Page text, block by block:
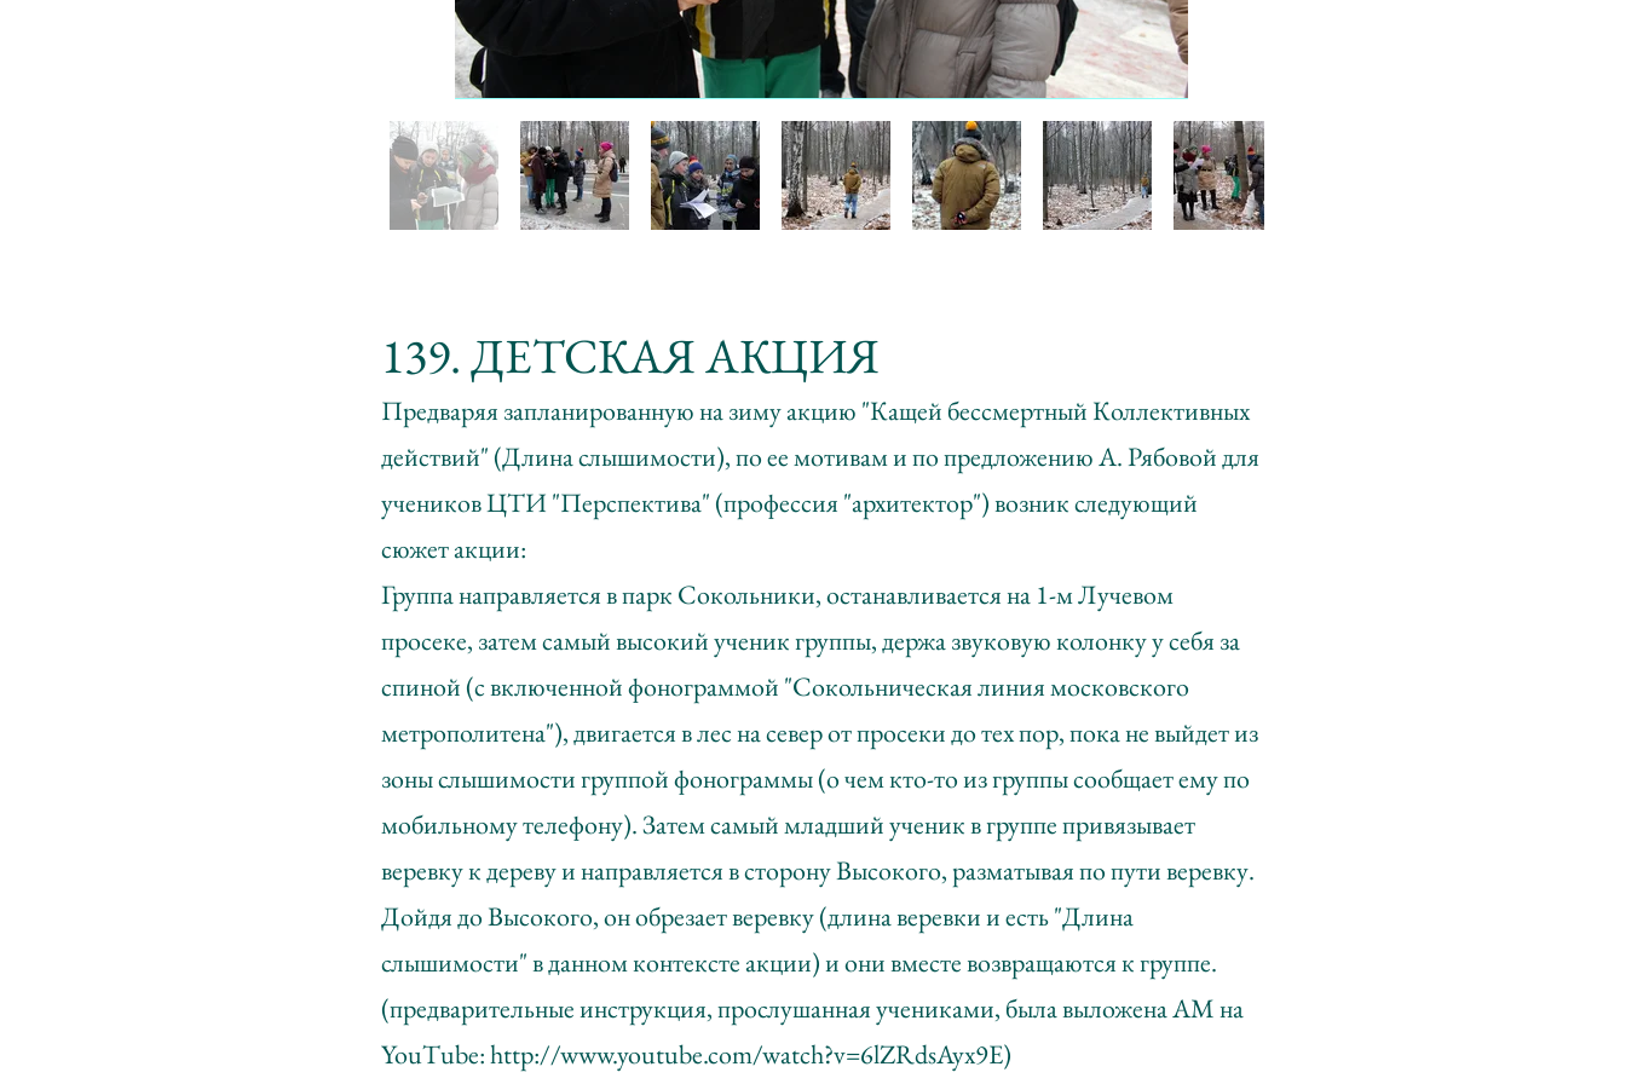
139. ДЕТСКАЯ АКЦИЯ
Предваряя запланированную на зиму акцию "Кащей бессмертный Коллективных
действий" (Длина слышимости), по ее мотивам и по предложению А. Рябовой для
учеников ЦТИ "Перспектива" (профессия "архитектор") возник следующий
сюжет акции:
Группа направляется в парк Сокольники, останавливается на 1-м Лучевом
просеке, затем самый высокий ученик группы, держа звуковую колонку у себя за
спиной (с включенной фонограммой "Сокольническая линия московского
метрополитена"), двигается в лес на север от просеки до тех пор, пока не выйдет из
зоны слышимости группой фонограммы (о чем кто-то из группы сообщает ему по
мобильному телефону). Затем самый младший ученик в группе привязывает
веревку к дереву и направляется в сторону Высокого, разматывая по пути веревку.
Дойдя до Высокого, он обрезает веревку (длина веревки и есть "Длина
слышимости" в данном контексте акции) и они вместе возвращаются к группе.
(предварительные инструкция, прослушанная учениками, была выложена АМ на
YouTube:http://www.youtube.com/watch?v=6lZRdsAyx9E)